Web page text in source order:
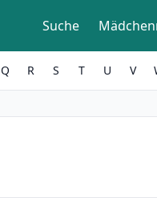
Suche
Q R S T U V